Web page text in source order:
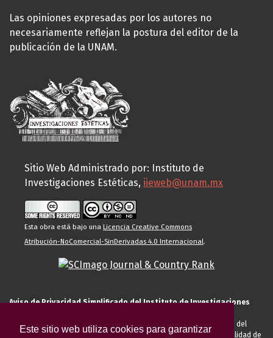
Este sitio web utiliza cookies para garantizar
Las opiniones expresadas por los autores no
necesariamente reflejan la postura del editor de la
publicación de la UNAM.
Sitio Web Administrado por: Instituto de
Investigaciones Estéticas, iieweb@unam.mx
Esta obra está bajo una Licencia Creative Commons
Atribución-NoComercial-SinDerivadas 4.0 Internacional.
Aviso de Privacidad Simplificado del Instituto de Investigaciones
El Instituto de Investigaciones Estéticas de la UNAM, es responsable del
tratamiento de sus datos personales para el registro de usted en calidad de